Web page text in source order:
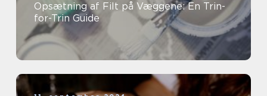
Opsætning af Filt på Væggene: En Trin-
for-Trin Guide